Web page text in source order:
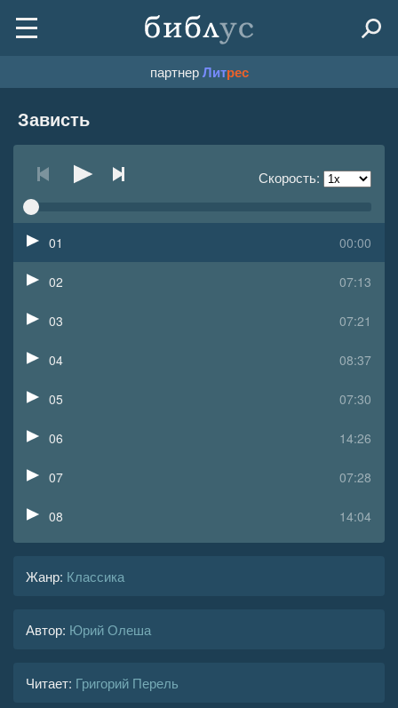
партнерЛитрес
Зависть
Скорость:
00:00
01
07:13
02
07:21
03
08:37
04
07:30
05
14:26
06
07:28
07
14:04
08
11
Жанр: Классика
Автор: Юрий Олеша
Читает: Григорий Перель